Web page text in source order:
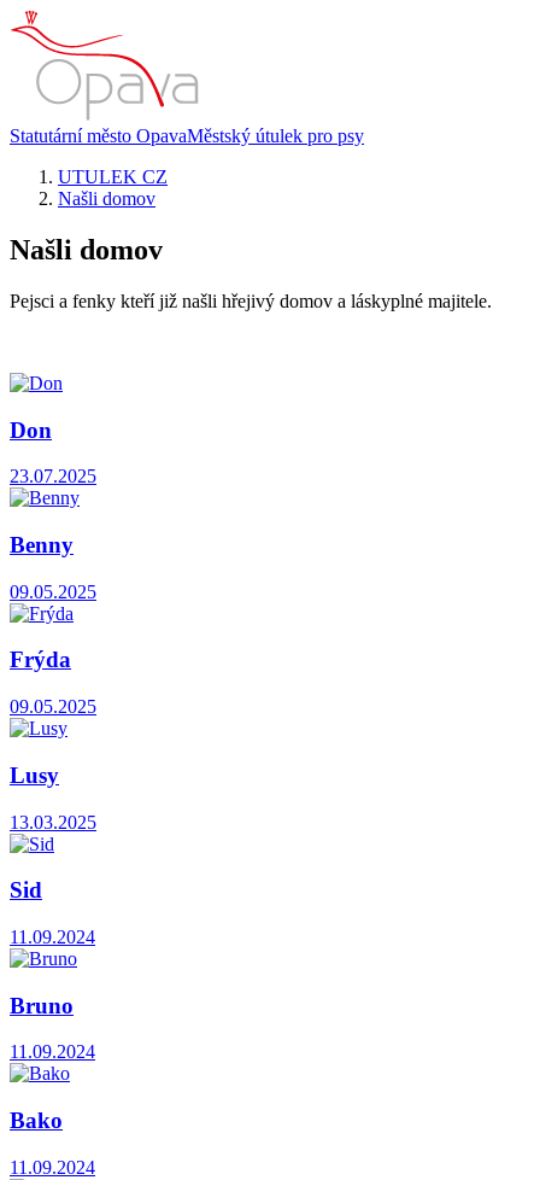
Statutární město OpavaMěstský útulek pro psy
UTULEK CZ
Našli domov
Našli domov
Pejsci a fenky kteří již našli hřejivý domov a láskyplné majitele.
Don
23.07.2025
Benny
09.05.2025
Frýda
09.05.2025
Lusy
13.03.2025
Sid
11.09.2024
Bruno
11.09.2024
Bako
11.09.2024